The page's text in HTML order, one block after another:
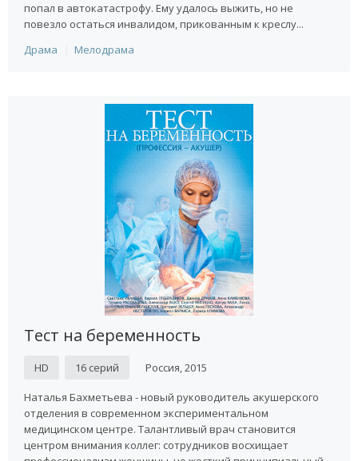
попал в автокатастрофу. Ему удалось выжить, но не
повезло остаться инвалидом, прикованным к креслу...
Драма
Мелодрама
Тест на беременность
HD 16 серий Россия, 2015
Наталья Бахметьева - новый руководитель акушерского
отделения в современном экспериментальном
медицинском центре. Талантливый врач становится
центром внимания коллег: сотрудников восхищает